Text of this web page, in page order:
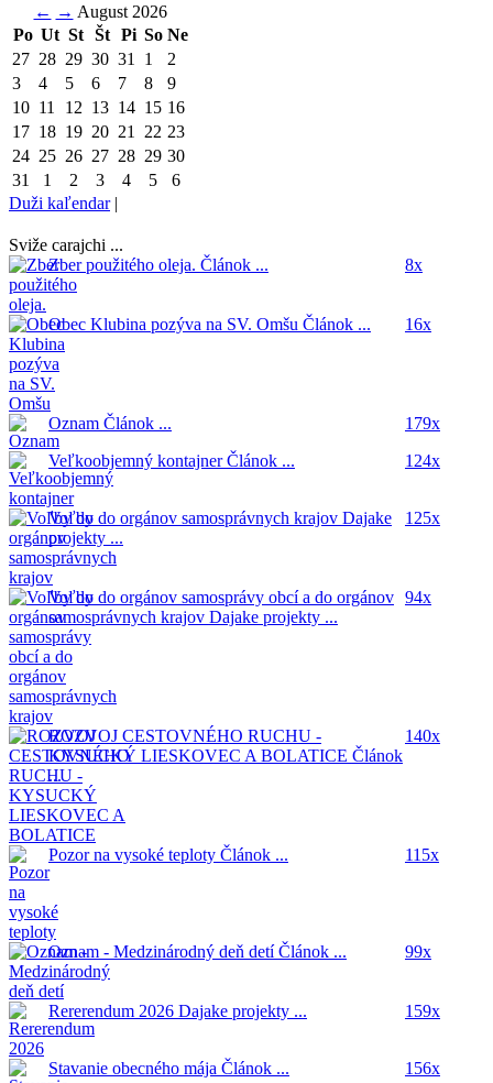
← → August 2026
Po Ut St Št Pi So Ne
27 28 29 30 31 1
2
3
4 5 6 7 8
9
10 11 12 13 14 15 16
17 18 19 20 21 22 23
24 25 26 27 28 29 30
31
1 2 3 4 5
6
Duži kaľendar|
Sviže carajchi ...
Zber použitého oleja. Článok ... 8x
Obec Klubina pozýva na SV. Omšu Článok ... 16x
Oznam Článok ...
179x
Veľkoobjemný kontajnerČlánok ... 124x
Voľby do orgánov samosprávnych krajov Dajake
projekty ...
125x
Voľby do orgánov samosprávy obcí a do orgánov
samosprávnych krajov Dajake projekty ...
94x
ROZVOJ CESTOVNÉHO RUCHU -
KYSUCKÝ LIESKOVEC A BOLATICE Článok
...
140x
Pozor na vysoké teploty Článok ... 115x
Oznam - Medzinárodný deň detíČlánok ... 99x
Rererendum 2026 Dajake projekty ... 159x
Stavanie obecného mája Článok ... 156x